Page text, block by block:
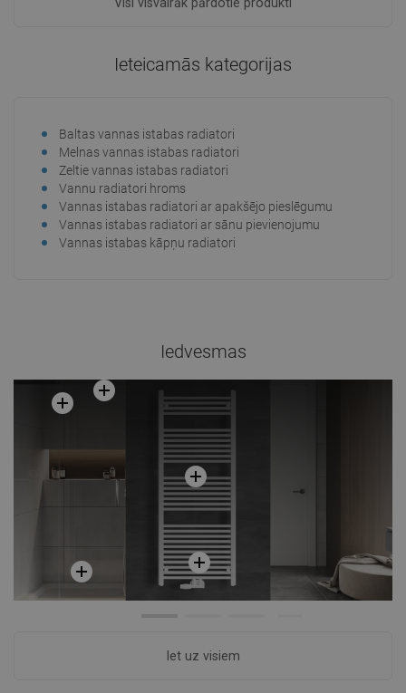
Ieteicamās kategorijas
Baltas vannas istabas radiatori
Melnas vannas istabas radiatori
Zeltie vannas istabas radiatori
Vannu radiatori hroms
Vannas istabas radiatori ar apakšējo pieslēgumu
Vannas istabas radiatori ar sānu pievienojumu
Vannas istabas kāpņu radiatori
Iedvesmas
Iet uz visiem